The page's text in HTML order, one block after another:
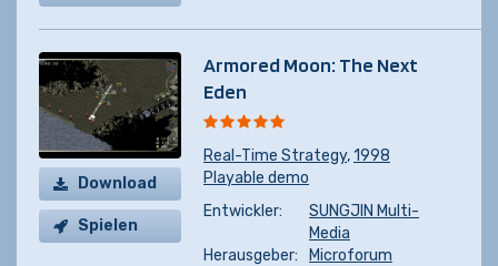
Download
Spielen
Armored Moon: The Next
Eden
Real-Time Strategy,1998
Playable demo
Entwickler:
SUNGJIN Multi-
Media
Herausgeber:
Microforum